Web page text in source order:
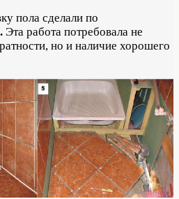
пола сделали по
Эта работа потребовала не
но и наличие хорошего